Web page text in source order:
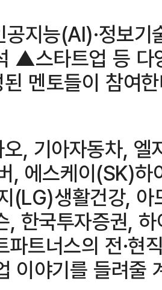
지능(AI)·정보
▲스타트업 등
멘토들이 참여
오, 기아자동차,
, 에스케이(SK)하
(LG)생활건강, 아
, 한국투자증권,
파트너스의 전·현
이야기를 들려줄